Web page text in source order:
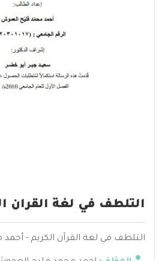
التلطف في لغة القران
التلطف في لغة القرآن الكريم -